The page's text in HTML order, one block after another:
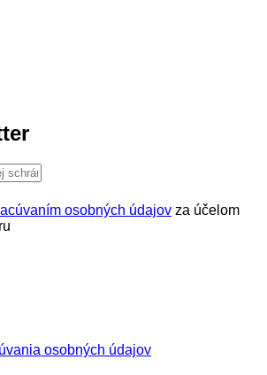
osobných údajov za účelom
osobných údajov